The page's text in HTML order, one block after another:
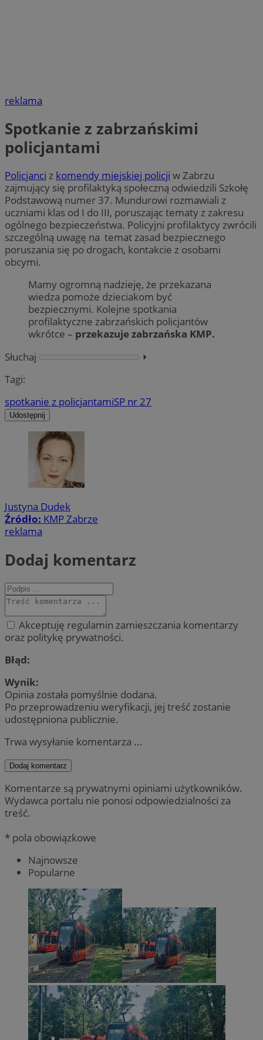
reklama
Spotkanie z zabrzańskimi
policjantami
Policjanci z komendy miejskiej policji w Zabrzu
zajmujący się profilaktyką społeczną odwiedzili Szkołę
Podstawową numer 37. Mundurowi rozmawiali z
uczniami klas od I do III, poruszając tematy z zakresu
ogólnego bezpieczeństwa. Policyjni profilaktycy zwrócili
szczególną uwagę na temat zasad bezpiecznego
poruszania się po drogach, kontakcie z osobami
obcymi.
Mamy ogromną nadzieję, że przekazana
wiedza pomoże dzieciakom być
bezpiecznymi. Kolejne spotkania
profilaktyczne zabrzańskich policjantów
wkrótce – przekazuje zabrzańska KMP.
Słuchaj
⏵︎
Tagi:
spotkanie z policjantamiSP nr 27
Udostępnij
Justyna Dudek
Źródło: KMP Zabrze
reklama
Dodaj komentarz
Akceptuję regulamin zamieszczania komentarzy
oraz politykę prywatności.
Błąd:
Wynik:
Opinia została pomyślnie dodana.
Po przeprowadzeniu weryfikacji, jej treść zostanie
udostępniona publicznie.
Trwa wysyłanie komentarza ...
Dodaj komentarz
Komentarze są prywatnymi opiniami użytkowników.
Wydawca portalu nie ponosi odpowiedzialności za
treść.
* pola obowiązkowe
Najnowsze
Popularne